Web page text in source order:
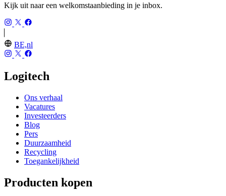
Kijk uit naar een welkomstaanbieding in je inbox.
BE,nl
Logitech
Ons verhaal
Vacatures
Investeerders
Blog
Pers
Duurzaamheid
Recycling
Toegankelijkheid
Producten kopen